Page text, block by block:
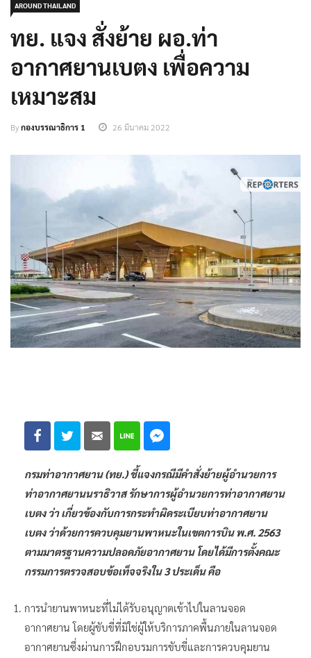
AROUND THAILAND
ทย. แจง สั่งย้าย ผอ.ท่า
อากาศยานเบตง เพื่อความ
เหมาะสม
Byกองบรรณาธิการ 1 26 มีนาคม 2022
กรมท่าอากาศยาน (ทย.) ชี้แจงกรณีมีคำสั่งย้ายผู้อำนวยการ
ท่าอากาศยานนราธิวาส รักษาการผู้อำนวยการท่าอากาศยาน
เบตง ว่า เกี่ยวข้องกับการกระทำผิดระเบียบท่าอากาศยาน
เบตง ว่าด้วยการควบคุมยานพาหนะในเขตการบิน พ.ศ. 2563
ตามมาตรฐานความปลอดภัยอากาศยาน โดยได้มีการตั้งคณะ
กรรมการตรวจสอบข้อเท็จจริงใน 3 ประเด็น คือ
การนำยานพาหนะที่ไม่ได้รับอนุญาตเข้าไปในลานจอด
อากาศยาน โดยผู้ขับขี่ที่มิใช่ผู้ให้บริการภาคพื้นภายในลานจอด
อากาศยานซึ่งผ่านการฝึกอบรมการขับขี่และการควบคุมยาน